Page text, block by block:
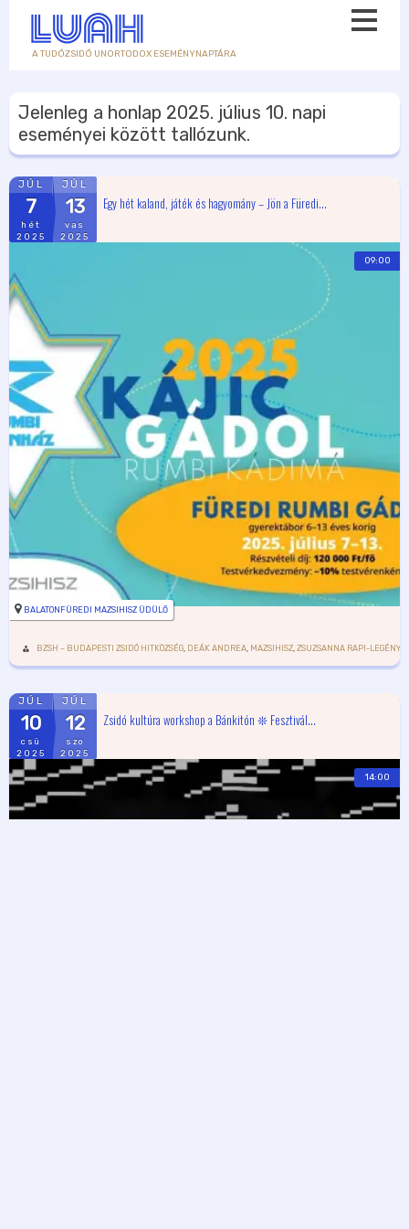
A TUDÓZSIDÓ UNORTODOX ESEMÉNYNAPTÁRA
Jelenleg a honlap 2025. július 10. napi
eseményei között tallózunk.
JÚL
7
hét
2025
JÚL
13
vas
2025
Egy hét kaland, játék és hagyomány – Jön a Füredi...
09:00
BALATONFÜREDI MAZSIHISZ ÜDÜLŐ
BZSH – BUDAPESTI ZSIDÓ HITKÖZSÉG DEÁK ANDREA MAZSIHISZ ZSUZSANNA RAPI-LEGÉNY
JÚL
10
csü
2025
JÚL
12
szo
2025
Zsidó kultúra workshop a Bánkitón ❊ Fesztivál...
14:00